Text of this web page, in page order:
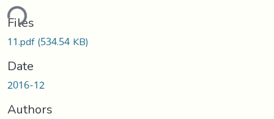
Files
11.pdf(534.54 KB)
Date
2016-12
Authors